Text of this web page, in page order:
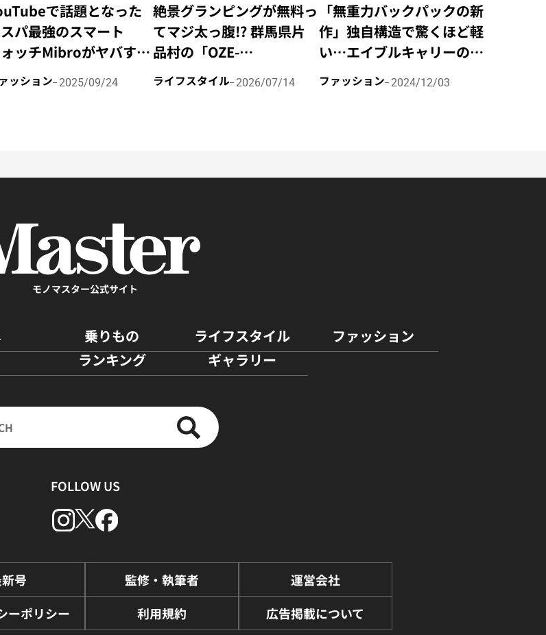
で話題となった
パ最強のスマート
ッチMibroがヤバすぎ
ッション 2025/09/24
絶景グランピングが無料っ
てマジ太っ腹!? 群馬県片
品村の「OZE-
HOSHISORA GLAMPING
＆CAMP RESORT」が宿
ライフスタイル 2026/07/14
「無重力バックパックの新
作」独自構造で驚くほど軽
い…エイブルキャリーの最
新バッグ“Max EDC”は
パッキングの自由度を高め
ファッション 2024/12/03
モノマスター公式サイト
乗りもの ライフスタイル
ファッション
ランキング ギャラリー
FOLLOW US
号 監修・執筆者
運営会社
ーポリシー 利用規約 広告掲載について